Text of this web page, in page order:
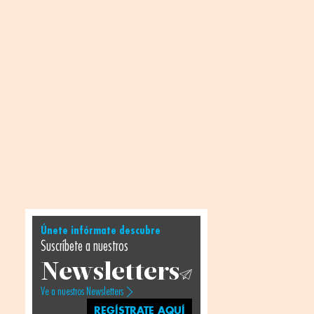
Únete infórmate descubre
Suscríbete a nuestros
Newsletters
Ve a nuestros Newsletters
REGÍSTRATE AQUÍ